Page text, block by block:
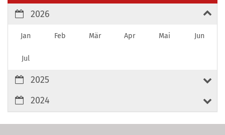
2026
Jan Feb Mär Apr Mai Jun
Jul
2025
2024